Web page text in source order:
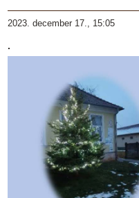
2023. december 17., 15:05
.